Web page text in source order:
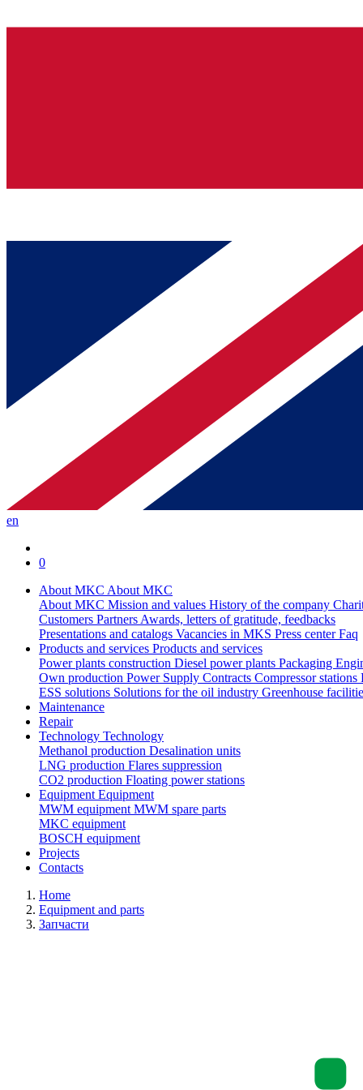
en
0
About MKC About MKC
About MKC Mission and values History of the company
Customers PartnersAwards, letters of gratitude, feedbacks
Presentations and catalogs Vacancies in MKS Press centerFaq
Products and services Products and services
Power plants construction Diesel power plants Packaging
Own production Power Supply Contracts Compressor stations
ESS solutions Solutions for the oil industry Greenhouse
Maintenance
Repair
Technology Technology
Methanol production Desalination units
LNG production Flares suppression
СО2 production Floating power stations
EquipmentEquipment
MWM equipmentMWM spare parts
MKC equipment
BOSCH equipment
Projects
Contacts
Home
Equipment and parts
Запчасти